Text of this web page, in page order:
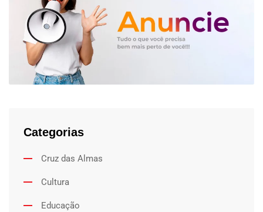
Categorias
Cruz das Almas
Cultura
Educação